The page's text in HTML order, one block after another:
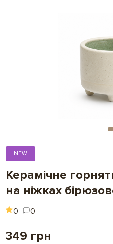
NEW
Керамічне
на ніжках
0 0
349 грн